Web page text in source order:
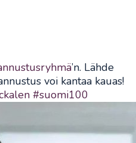
’n. Lähde
voi kantaa kauas!
#suomi100